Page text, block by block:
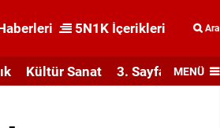
5N1K İçerikleri Ara
Kültür Sanat 3. Sayfa MENÜ